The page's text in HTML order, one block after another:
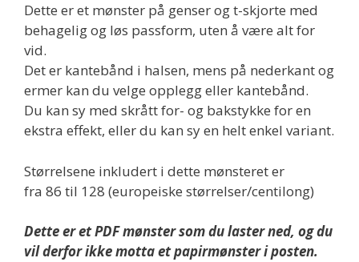
Dette er et mønster på genser og t-skjorte med
behagelig og løs passform, uten å være alt for
vid.
Det er kantebånd i halsen, mens på nederkant og
ermer kan du velge opplegg eller kantebånd.
Du kan sy med skrått for- og bakstykke for en
ekstra effekt, eller du kan sy en helt enkel variant.
Størrelsene inkludert i dette mønsteret er
fra 86 til 128 (europeiske størrelser/centilong)
Dette er et PDF mønster som du laster ned, og du
vil derfor ikke motta et papirmønster i posten.